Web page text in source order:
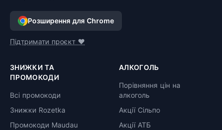
Розширення для Chrome
Підтримати проєкт ❤️
ЗНИЖКИ ТА
ПРОМОКОДИ
Всі промокоди
Знижки Rozetka
Промокоди Maudau
АЛКОГОЛЬ
Порівняння цін на
алкоголь
Акції Сільпо
Акції АТБ